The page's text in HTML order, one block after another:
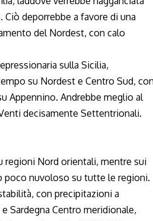
deporrebbe a favore di una
del Nordest, con calo
sulla Sicilia,
su Nordest e Centro Sud, con
Appennino. Andrebbe meglio al
decisamente Settentrionali.
regioni Nord orientali, mentre sui
poco nuvoloso su tutte le regioni.
con precipitazioni a
Sardegna Centro meridionale,